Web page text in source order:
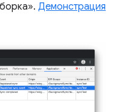
Демонстрация